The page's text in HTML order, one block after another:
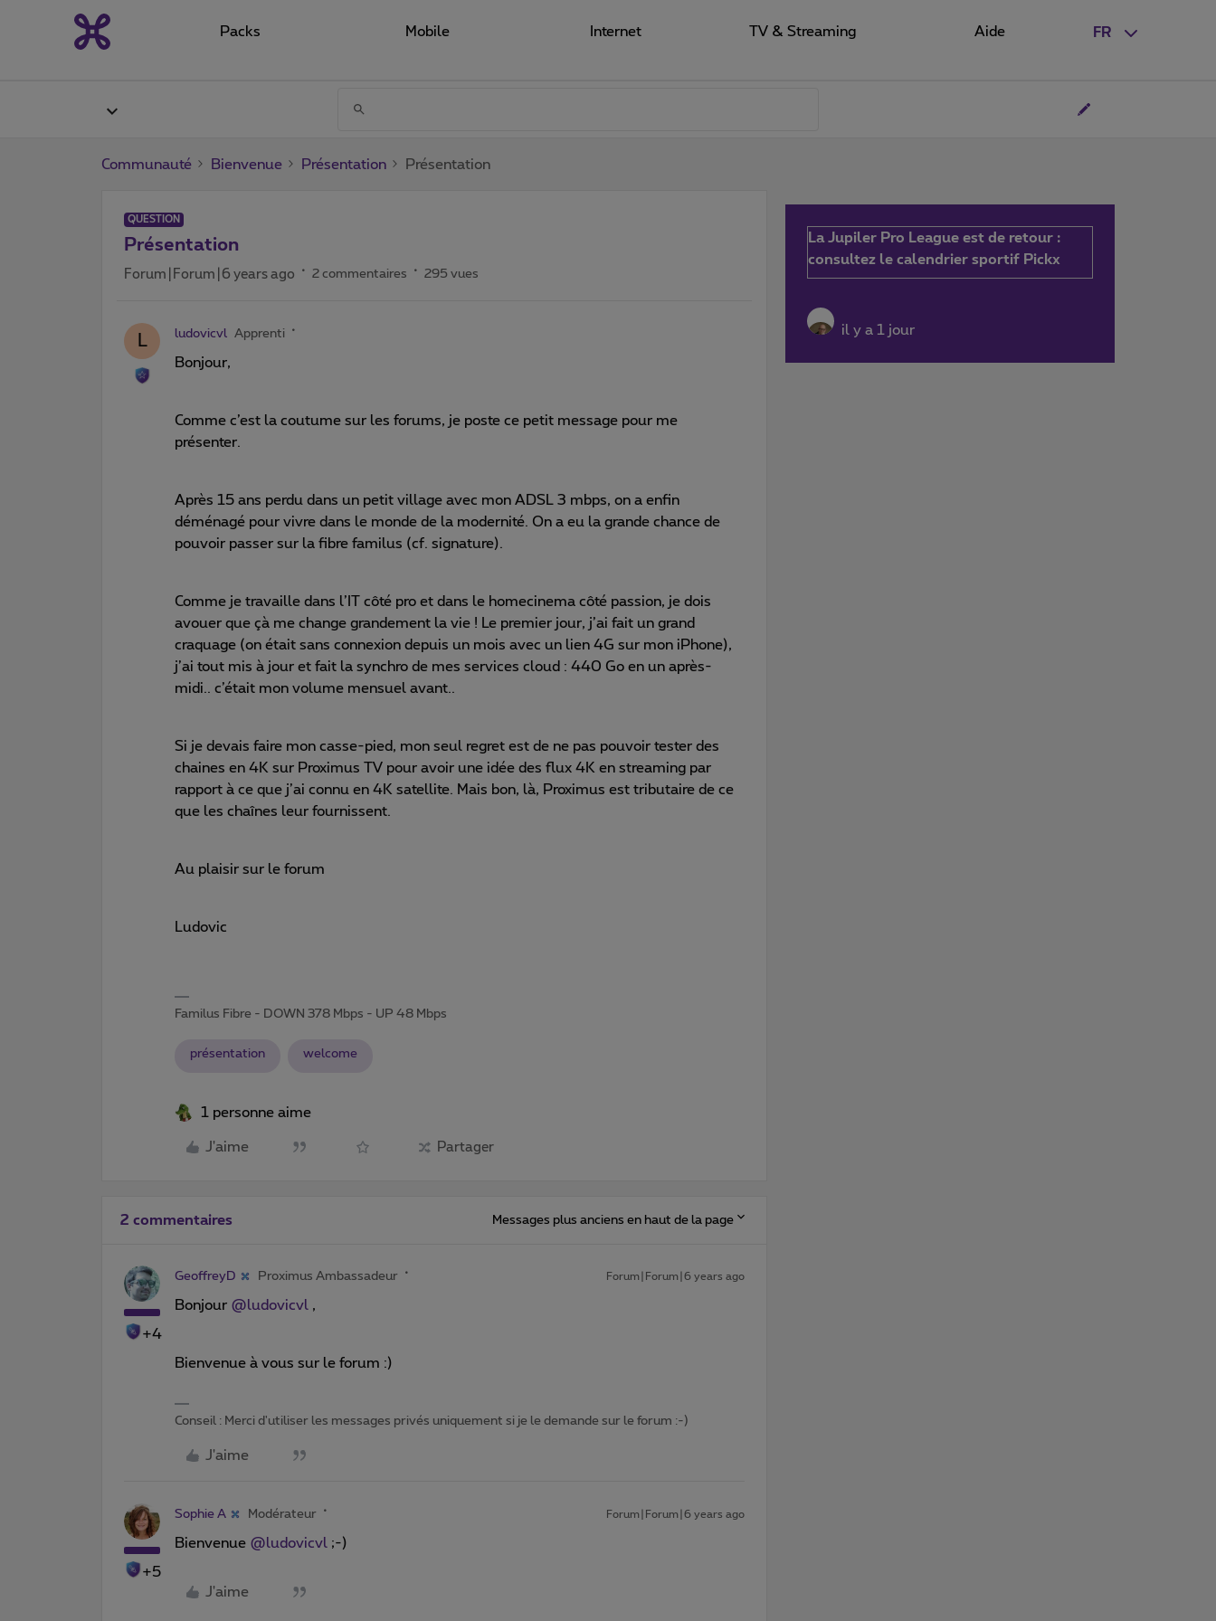
FR
Packs Mobile Internet TV & Streaming Aide
Communauté Bienvenue Présentation Présentation
QUESTION
Présentation
Forum|Forum|6 years ago 2 commentaires 295 vues
L ludovicvl Apprenti
Bonjour,
Comme c’est la coutume sur les forums, je poste ce petit message pour me
présenter.
Après 15 ans perdu dans un petit village avec mon ADSL 3 mbps, on a enfin
déménagé pour vivre dans le monde de la modernité. On a eu la grande chance de
pouvoir passer sur la fibre familus (cf. signature).
Comme je travaille dans l’IT côté pro et dans le homecinema côté passion, je dois
avouer que çà me change grandement la vie ! Le premier jour, j’ai fait un grand
craquage (on était sans connexion depuis un mois avec un lien 4G sur mon iPhone),
j’ai tout mis à jour et fait la synchro de mes services cloud : 440 Go en un après-
midi.. c’était mon volume mensuel avant..
Si je devais faire mon casse-pied, mon seul regret est de ne pas pouvoir tester des
chaines en 4K sur Proximus TV pour avoir une idée des flux 4K en streaming par
rapport à ce que j’ai connu en 4K satellite. Mais bon, là, Proximus est tributaire de ce
que les chaînes leur fournissent.
Au plaisir sur le forum
Ludovic
Familus Fibre - DOWN 378 Mbps - UP 48 Mbps
présentation welcome
1 personne aime
J'aime Partager
2 commentaires Messages plus anciens en haut de la page
+4
GeoffreyD Proximus Ambassadeur Forum|Forum|6 years ago
Bonjour @ludovicvl ,
Bienvenue à vous sur le forum :)
Conseil : Merci d'utiliser les messages privés uniquement si je le demande sur le forum :-)
J'aime
+5
Sophie A Modérateur Forum|Forum|6 years ago
Bienvenue @ludovicvl ;-)
J'aime
La Jupiler Pro League est de retour :
consultez le calendrier sportif Pickx
il y a 1 jour